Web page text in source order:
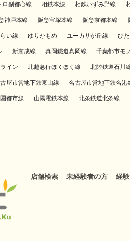
ロ副都心線 相鉄本線 相鉄いずみ野線
神戸本線 阪急宝塚本線 阪急京都本線
い線 ゆりかもめ ユーカリが丘線 ひ
新京成線 真岡鐵道真岡線 千葉都市モ
イン 北越急行ほくほく線 北陸鉄道石川
屋市営地下鉄東山線 名古屋市営地下鉄名港
都市線 山陽電鉄本線 北条鉄道北条線
店舗検索 未経験者の方 経